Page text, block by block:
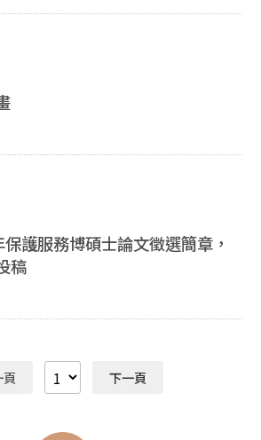
其他經匿名審查收錄之學術期刊論
2023 年 7 月 1 日
均符合申請資格。 本屆徵件主
護服務博碩士論文徵選簡章，
稿
頁 下一頁